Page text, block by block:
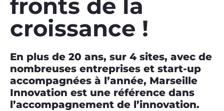
fronts de la
croissance !
En plus de 20 ans, sur 4 sites, avec de
nombreuses entreprises et start-up
accompagnées à l’année, Marseille
Innovation est une référence dans
l’accompagnement de l’innovation.